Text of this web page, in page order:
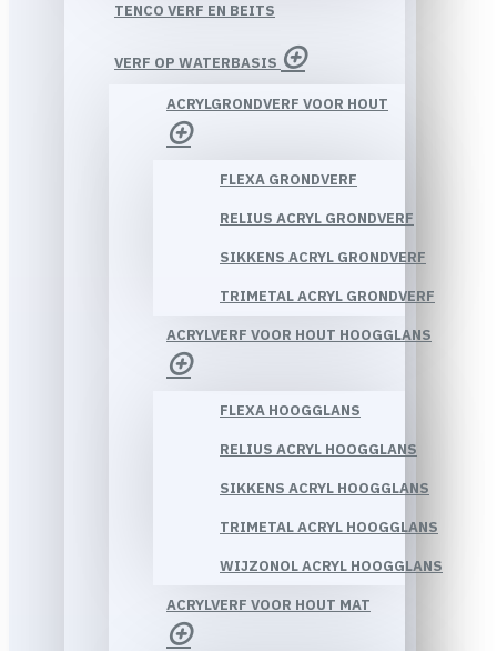
TENCO VERF EN BEITS
VERF OP WATERBASIS
ACRYLGRONDVERF VOOR HOUT
FLEXA GRONDVERF
RELIUS ACRYL GRONDVERF
SIKKENS ACRYL GRONDVERF
TRIMETAL ACRYL GRONDVERF
ACRYLVERF VOOR HOUT HOOGGLANS
FLEXA HOOGGLANS
RELIUS ACRYL HOOGGLANS
SIKKENS ACRYL HOOGGLANS
TRIMETAL ACRYL HOOGGLANS
WIJZONOL ACRYL HOOGGLANS
ACRYLVERF VOOR HOUT MAT